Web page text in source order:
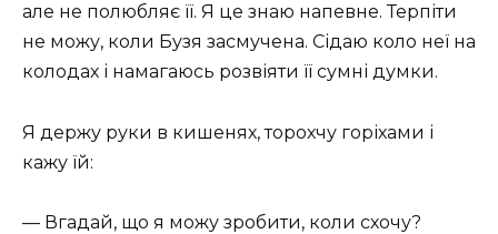
але не полюбляє її. Я це знаю напевне. Терпіти
не можу, коли Бузя засмучена. Сідаю коло неї на
колодах і намагаюсь розвіяти її сумні думки.
Я держу руки в кишенях, торохчу горіхами і
кажу їй:
— Вгадай, що я можу зробити, коли схочу?